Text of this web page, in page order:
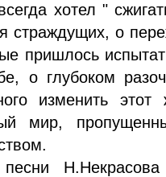
хотел "
страждущих, о
пришлось
о глубоком
изменить этот
мир,